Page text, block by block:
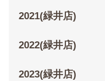
2021(緑井店)
2022(緑井店)
2023(緑井店)